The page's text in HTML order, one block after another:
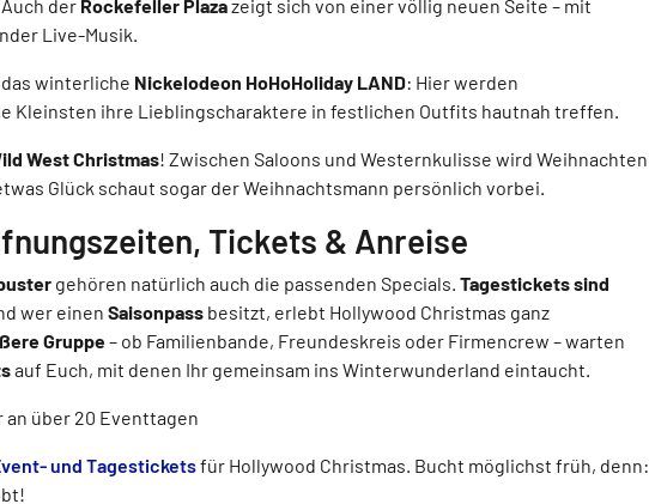
der Rockefeller Plazazeigt sich von einer völlig neuen Seite – mit
Live-Musik.
winterliche Nickelodeon HoHoHoliday LAND: Hier werden
Kleinsten ihre Lieblingscharaktere in festlichen Outfits hautnah treffen.
West Christmas! Zwischen Saloons und Westernkulisse wird Weihnachten
Glück schaut sogar der Weihnachtsmann persönlich vorbei.
Tickets & Anreise
gehören natürlich auch die passenden Specials. Tagestickets sind
wer einen Saisonpass besitzt, erlebt Hollywood Christmas ganz
Gruppe– ob Familienbande, Freundeskreis oder Firmencrew – warten
auf Euch, mit denen Ihr gemeinsam ins Winterwunderland eintaucht.
an über 20 Eventtagen
und Tagesticketsfür Hollywood Christmas. Bucht möglichst früh, denn: